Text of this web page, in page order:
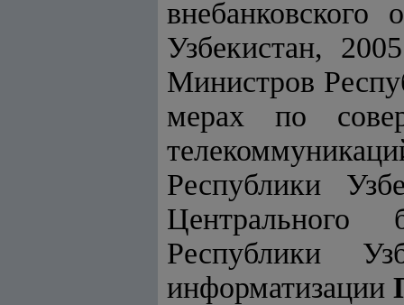
внебанковского
Узбекистан,
Министров
мерах по
Республики
Центрального
Республики
информатизации